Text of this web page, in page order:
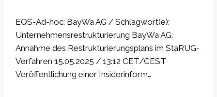
EQS-Ad-hoc: BayWa AG / Schlagwort(e):
Unternehmensrestrukturierung BayWa AG:
Annahme des Restrukturierungsplans im StaRUG-
Verfahren 15.05.2025 / 13:12 CET/CEST
Veröffentlichung einer Insiderinform…